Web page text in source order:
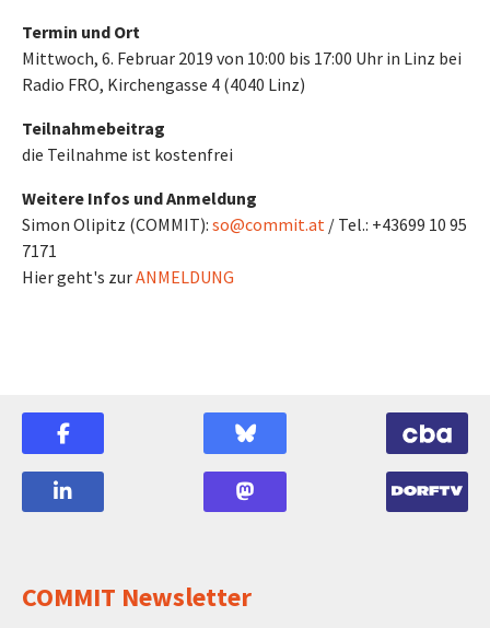
Termin und Ort
Mittwoch, 6. Februar 2019 von 10:00 bis 17:00 Uhr in Linz bei
Radio FRO, Kirchengasse 4 (4040 Linz)
Teilnahmebeitrag
die Teilnahme ist kostenfrei
Weitere Infos und Anmeldung
Simon Olipitz (COMMIT): so@commit.at / Tel.: +43699 10 95
7171
Hier geht's zurANMELDUNG
COMMIT Newsletter